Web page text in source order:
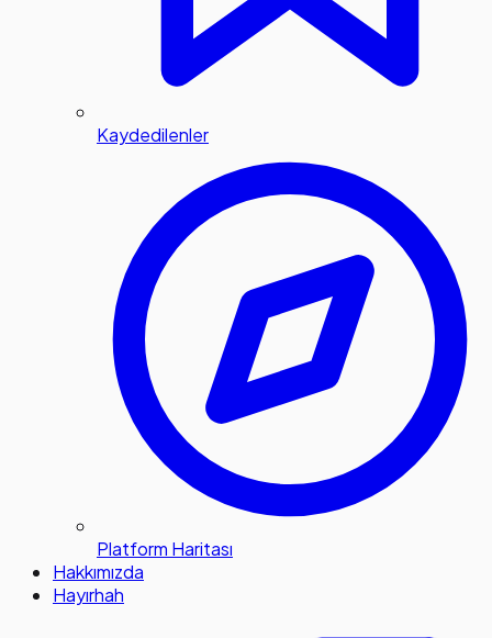
Kaydedilenler
Platform Haritası
Hakkımızda
Hayırhah